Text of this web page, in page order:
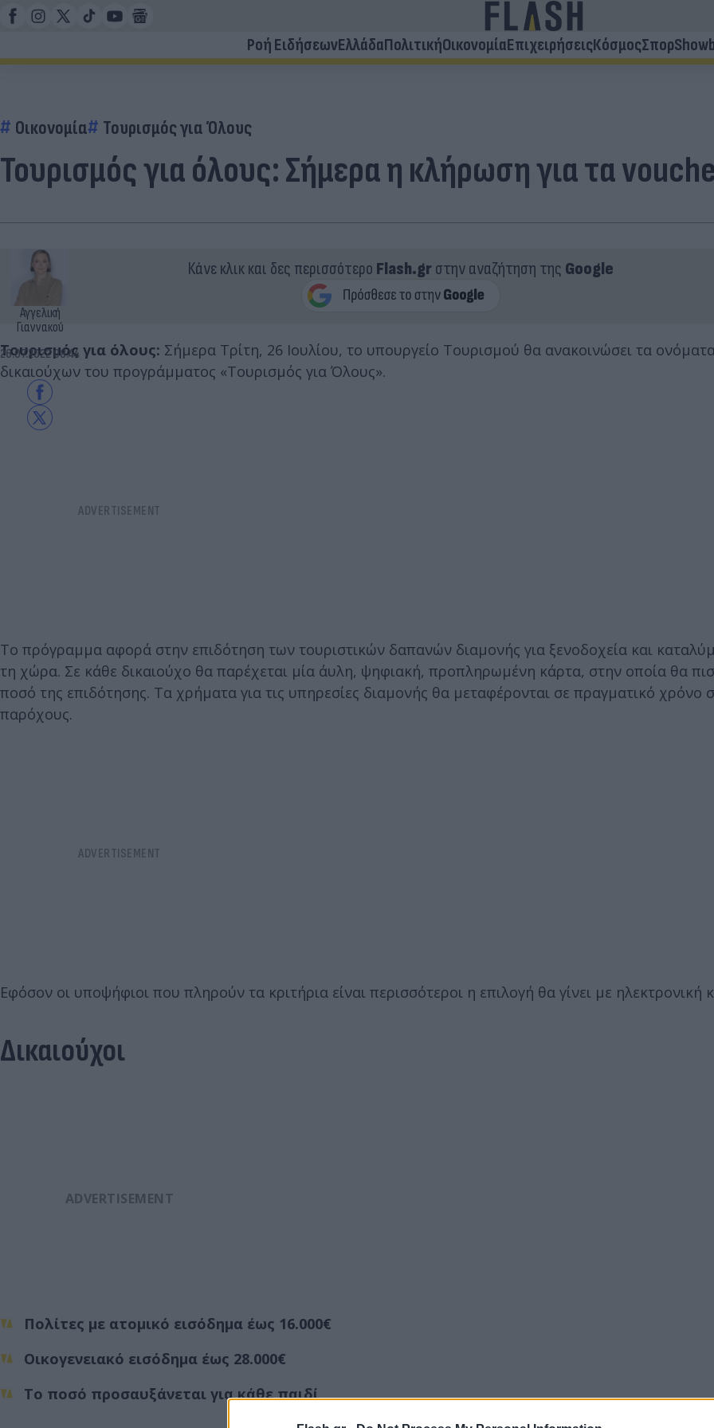
Ροή ΕιδήσεωνΕλλάδαΠολιτικήΟικονομίαΕπιχειρήσειςΚόσμοςΣπορ
Οικονομία Τουρισμός για Όλους
Τουρισμός για όλους: Σήμερα η κλήρωση για τα
Αγγελική
Γιαννακού
26.07.2022 08:44
Κάνε κλικ και δες περισσότερο Flash.grστην αναζήτηση της Google
Τουρισμός για όλους: Σήμερα Τρίτη, 26 Ιουλίου, το υπουργείο Τουρισμού θα ανακοινώσει τα
δικαιούχων του προγράμματος «Τουρισμός για Όλους».
Το πρόγραμμα αφορά στην επιδότηση των τουριστικών δαπανών διαμονής για ξενοδοχεία και
τη χώρα. Σε κάθε δικαιούχο θα παρέχεται μία άυλη, ψηφιακή, προπληρωμένη κάρτα, στην οποία θα
ποσό της επιδότησης. Τα χρήματα για τις υπηρεσίες διαμονής θα μεταφέρονται σε πραγματικό χρόνο
παρόχους.
Εφόσον οι υποψήφιοι που πληρούν τα κριτήρια είναι περισσότεροι η επιλογή θα γίνει με ηλεκτρονική
Δικαιούχοι
Πολίτες με ατομικό εισόδημα έως 16.000€
Οικογενειακό εισόδημα έως 28.000€
Το ποσό προσαυξάνεται για κάθε παιδί